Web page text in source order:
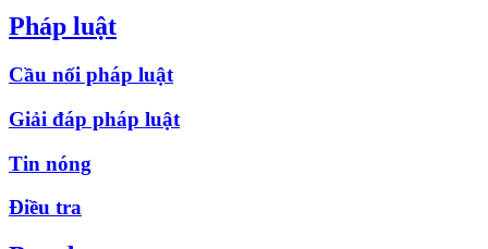
Pháp luật
Cầu nối pháp luật
Giải đáp pháp luật
Tin nóng
Điều tra